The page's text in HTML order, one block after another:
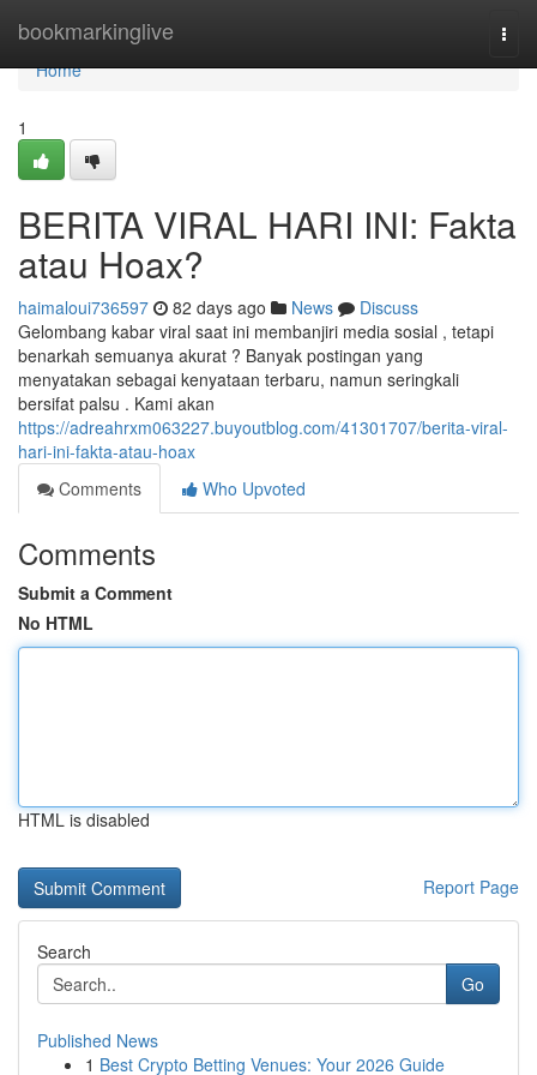
bookmarkinglive
Home
Home
1
BERITA VIRAL HARI INI: Fakta
atau Hoax?
haimaloui736597 82 days ago News
Discuss
Gelombang kabar viral saat ini membanjiri media sosial , tetapi
benarkah semuanya akurat ? Banyak postingan yang
menyatakan sebagai kenyataan terbaru, namun seringkali
bersifat palsu . Kami akan
https://adreahrxm063227.buyoutblog.com/41301707/berita-viral-
hari-ini-fakta-atau-hoax
Comments
Who Upvoted
Comments
Submit a Comment
No HTML
HTML is disabled
Report Page
Search
Go
Published News
1 Best Crypto Betting Venues: Your 2026 Guide